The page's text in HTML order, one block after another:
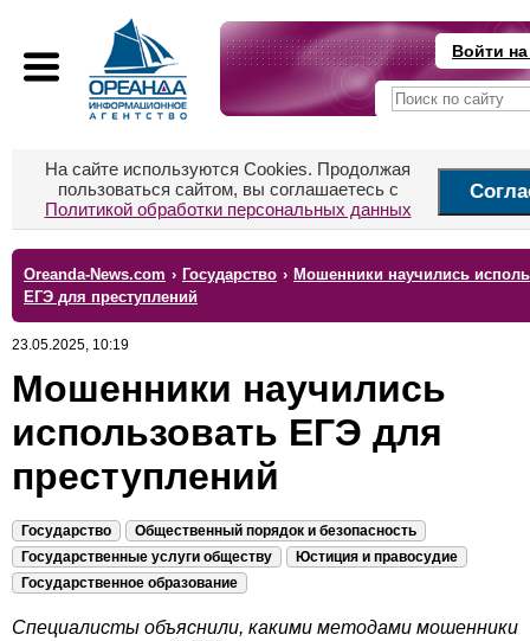
Войти
На сайте используются Cookies. Продолжая
пользоваться сайтом, вы соглашаетесь с
Политикой обработки персональных данных
Oreanda-News.com › Государство › Мошенники научились
ЕГЭ для преступлений
23.05.2025, 10:19
Мошенники научились
использовать ЕГЭ для
преступлений
Государство
Общественный порядок и безопасность
Государственные услуги обществу
Юстиция и правосудие
Государственное образование
Специалисты объяснили, какими методами мошенники